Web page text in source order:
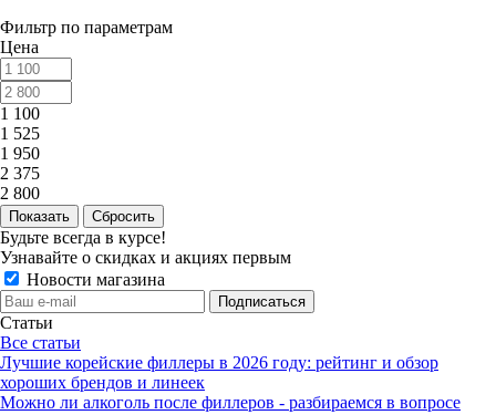
Фильтр по параметрам
Цена
1 100
1 525
1 950
2 375
2 800
Сбросить
Будьте всегда в курсе!
Узнавайте о скидках и акциях первым
Новости магазина
Статьи
Все статьи
Лучшие корейские филлеры в 2026 году: рейтинг и обзор
хороших брендов и линеек
Можно ли алкоголь после филлеров - разбираемся в вопросе